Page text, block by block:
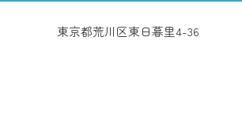
東京都荒川区東日暮里4-36